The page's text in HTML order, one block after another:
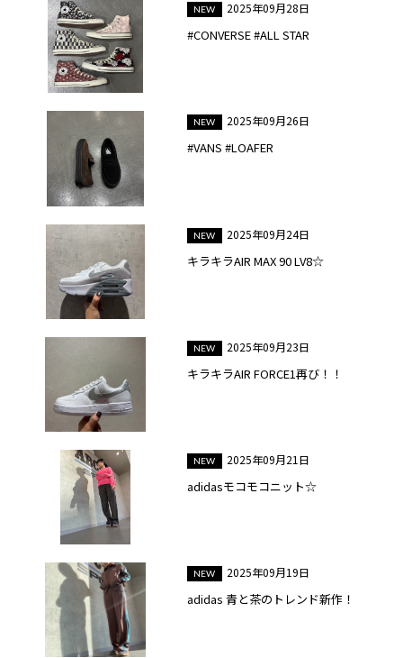
2025年09月28日
#CONVERSE #ALL STAR
2025年09月26日
#VANS #LOAFER
2025年09月24日
キラキラAIR MAX 90 LV8☆
2025年09月23日
キラキラAIR FORCE1再び！！
2025年09月21日
adidasモコモコニット☆
2025年09月19日
adidas 青と茶のトレンド新作！